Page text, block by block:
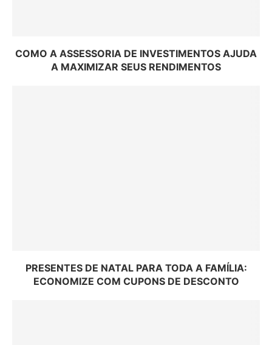
COMO A ASSESSORIA DE INVESTIMENTOS AJUDA
A MAXIMIZAR SEUS RENDIMENTOS
PRESENTES DE NATAL PARA TODA A FAMÍLIA:
ECONOMIZE COM CUPONS DE DESCONTO